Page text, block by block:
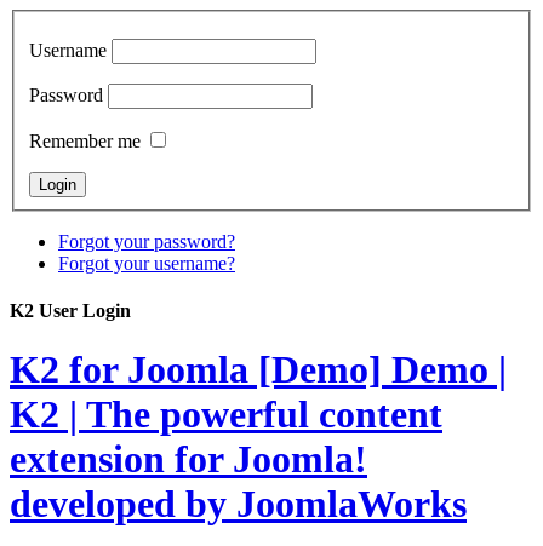
Username
Password
Remember me
Forgot your password?
Forgot your username?
K2 User Login
K2 for Joomla [Demo] Demo |
K2 | The powerful content
extension for Joomla!
developed by JoomlaWorks